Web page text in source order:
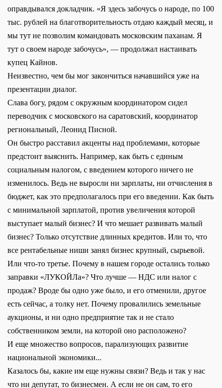
оправдывался докладчик. «Я здесь забочусь о народе, по 100
тыс. рублей на благотворительность отдаю каждый месяц, и
мы тут не позволим командовать московским паханам. Я
тут о своем народе забочусь», — продолжал настаивать
купец Кайнов.
Неизвестно, чем бы мог закончиться начавшийся уже на
презентации диалог.
Слава богу, рядом с окружным координатором сидел
переводчик с московского на саратовский, координатор
региональный, Леонид Писной.
Он быстро расставил акценты над проблемами, которые
предстоит выяснить. Например, как быть с единым
социальным налогом, с введением которого ничего не
изменилось. Ведь не выросли ни зарплаты, ни отчисления в
бюджет, как это предполагалось при его введении. Как быть
с минимальной зарплатой, против увеличения которой
выступает малый бизнес? И что мешает развивать малый
бизнес? Только отсутствие длинных кредитов. Или то, что
все рентабельные ниши занял бизнес крупный, сырьевой.
Или что-то третье. Почему в нашем городе остались только
заправки «ЛУКОЙЛа»? Что лучше — НДС или налог с
продаж? Вроде бы одно уже было, и его отменили, другое
есть сейчас, а толку нет. Почему провалились земельные
аукционы, и ни одно предприятие так и не стало
собственником земли, на которой оно расположено?
И еще множество вопросов, парализующих развитие
национальной экономики...
Казалось бы, какие им еще нужны связи? Ведь и так у нас
что ни депутат, то бизнесмен. А если не он сам, то его